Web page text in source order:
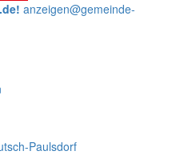
anzeigen@gemeinde-
Paulsdorf